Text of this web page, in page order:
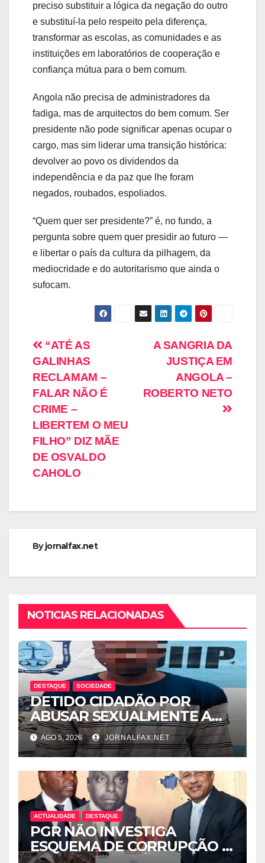
preciso substituir a lógica da negação do outro
e substituí-la pelo respeito pela diferença,
transformar as escolas, as comunidades e as
instituições em laboratórios de cooperação e
confiança mútua para o bem comum.
Angola não precisa de administradores da
fadiga, mas de arquitectos do bem comum. Ser
presidente não pode significar apenas ocupar o
cargo, mas sim liderar uma transição histórica:
devolver ao povo os dividendos da
independência e da paz que lhe foram
negados, roubados, espoliados.
“Quem quer ser presidente?” é, no fundo, a
pergunta sobre quem quer presidir ao futuro —
e libertar o país da cultura da pilhagem, da
mediocridade e do autoritarismo que ainda o
sufocam.
A SANGRIA DA
JUSTIÇA EM
ANGOLA –
ROBERTO NETO
“ATÉ AS
GALINHAS
RECLAMAM –
FALAR NÃO É
CRIME –
LIBERTEM O MEU
FILHO” DIZ MÃE
DE OSVALDO
CAHOLO
Byjornalfax.net
NOTICIAS RELACIONADAS
DESTAQUE SOCIEDADE
DETIDO CIDADÃO POR
ABUSAR SEXUALMENTE A
CUNHADA MENOR DE IDADE
AGO 5, 2026 JORNALFAX.NET
ACTUALIDADE DESTAQUE
PGR NÃO INVESTIGA
ESQUEMA DE CORRUPÇÃO E